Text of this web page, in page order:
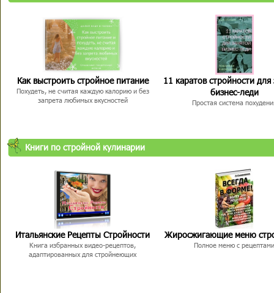
Как выстроить стройное питание
Похудеть, не считая каждую калорию и без
запрета любимых вкусностей
11 каратов стройности для
бизнес-леди
Простая система
Книги по стройной кулинарии
Итальянские Рецепты Стройности
Книга избранных видео-рецептов,
адаптированных для стройнеющих
Жиросжигающие меню
Полное меню с рецептами